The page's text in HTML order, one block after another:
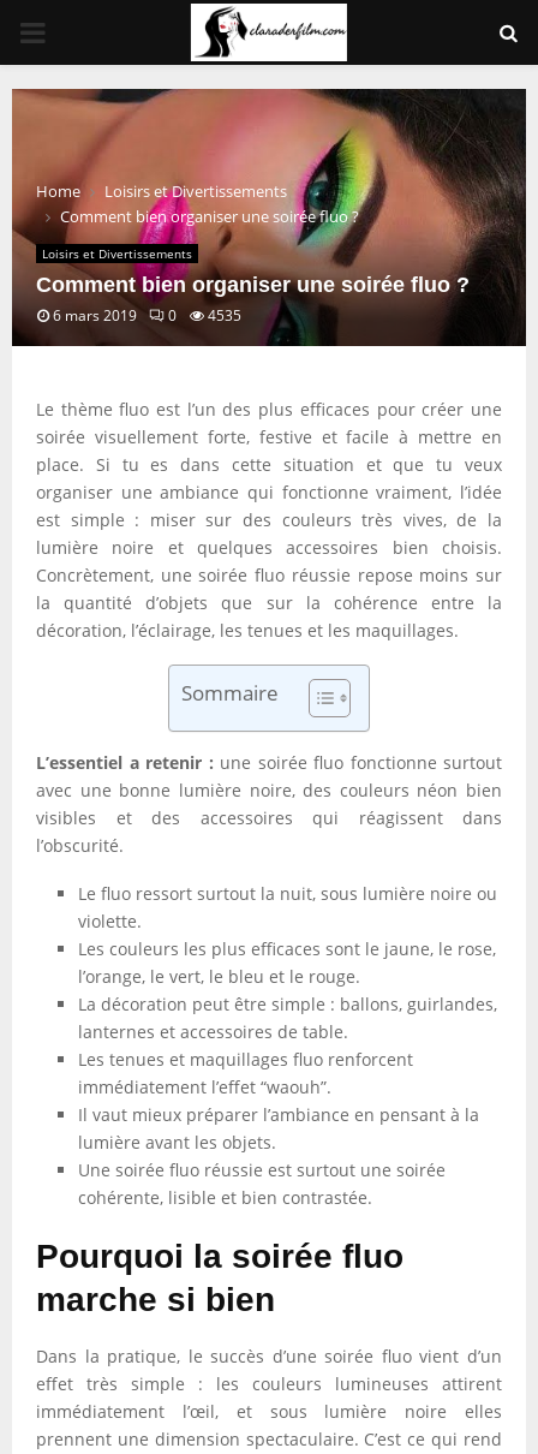
PRIMARY
MENU
Home
Loisirs et Divertissements
Comment bien organiser une soirée fluo ?
Loisirs et Divertissements
Comment bien organiser une soirée fluo ?
6 mars 2019 0 4535
Le thème fluo est l’un des plus efficaces pour créer une
soirée visuellement forte, festive et facile à mettre en
place. Si tu es dans cette situation et que tu veux
organiser une ambiance qui fonctionne vraiment, l’idée
est simple : miser sur des couleurs très vives, de la
lumière noire et quelques accessoires bien choisis.
Concrètement, une soirée fluo réussie repose moins sur
la quantité d’objets que sur la cohérence entre la
décoration, l’éclairage, les tenues et les maquillages.
Sommaire
L’essentiel a retenir : une soirée fluo fonctionne surtout
avec une bonne lumière noire, des couleurs néon bien
visibles et des accessoires qui réagissent dans
l’obscurité.
Le fluo ressort surtout la nuit, sous lumière noire ou
violette.
Les couleurs les plus efficaces sont le jaune, le rose,
l’orange, le vert, le bleu et le rouge.
La décoration peut être simple : ballons, guirlandes,
lanternes et accessoires de table.
Les tenues et maquillages fluo renforcent
immédiatement l’effet “waouh”.
Il vaut mieux préparer l’ambiance en pensant à la
lumière avant les objets.
Une soirée fluo réussie est surtout une soirée
cohérente, lisible et bien contrastée.
Pourquoi la soirée fluo
marche si bien
Dans la pratique, le succès d’une soirée fluo vient d’un
effet très simple : les couleurs lumineuses attirent
immédiatement l’œil, et sous lumière noire elles
prennent une dimension spectaculaire. C’est ce qui rend